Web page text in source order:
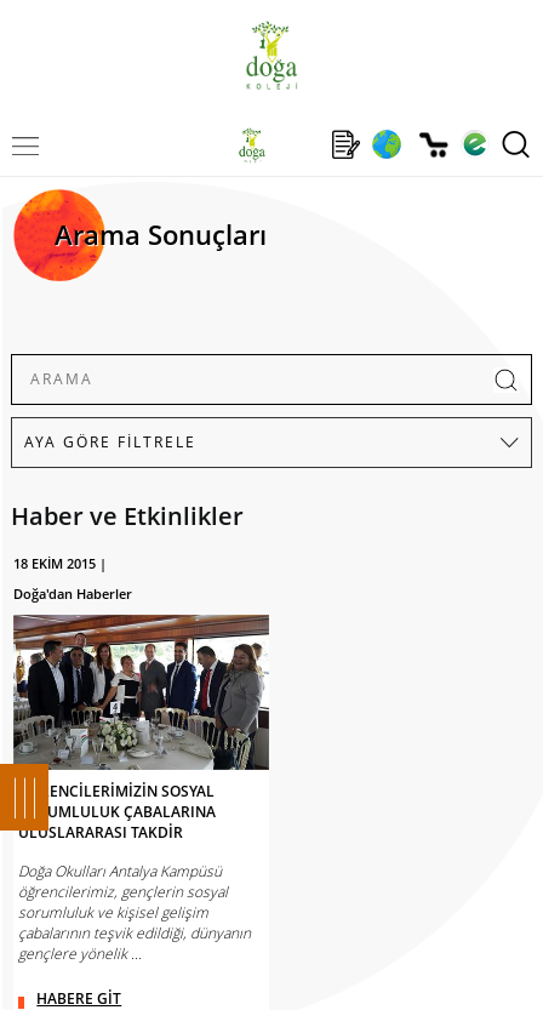
Arama Sonuçları
Haber ve Etkinlikler
18 EKİM 2015 |
Doğa'dan Haberler
ÖĞRENCİLERİMİZİN SOSYAL
SORUMLULUK ÇABALARINA
ULUSLARARASI TAKDİR
Doğa Okulları Antalya Kampüsü
öğrencilerimiz, gençlerin sosyal
sorumluluk ve kişisel gelişim
çabalarının teşvik edildiği, dünyanın
gençlere yönelik ...
HABERE GİT